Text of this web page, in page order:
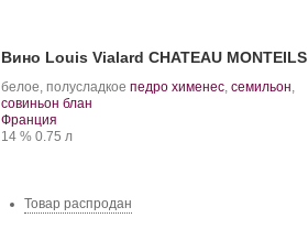
Вино Louis Vialard CHATEAU MONTEILS
белое, полусладкое .педро хименес ,семильон
совиньон блан
Регион:
Франция
Крепость
14 %. Объем
0.75 л
Товар распродан